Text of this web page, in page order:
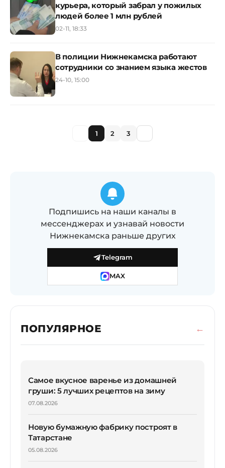
курьера, который забрал у пожилых
людей более 1 млн рублей
02-11, 18:33
В полиции Нижнекамска работают
сотрудники со знанием языка жестов
24-10, 15:00
1 2 3
Подпишись на наши каналы в
мессенджерах и узнавай новости
Нижнекамска раньше других
Telegram
MAX
ПОПУЛЯРНОЕ
Самое вкусное варенье из домашней
груши: 5 лучших рецептов на зиму
07.08.2026
Новую бумажную фабрику построят в
Татарстане
05.08.2026